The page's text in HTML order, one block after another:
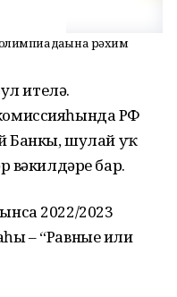
рәхим
ителә.
РФ
Банкы, шулай уҡ
вәкилдәре бар.
2022/2023
– “Равные или